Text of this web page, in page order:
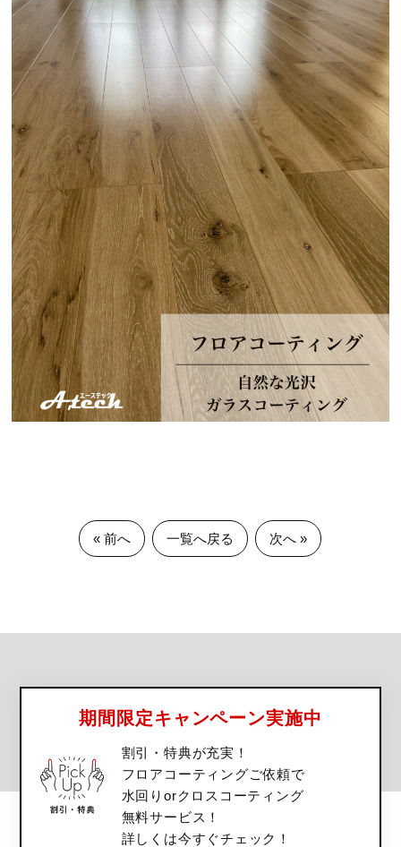
« 前へ 一覧へ戻る 次へ »
期間限定キャンペーン実施中
割引・特典が充実！
フロアコーティングご依頼で
水回りorクロスコーティング
無料サービス！
詳しくは今すぐチェック！